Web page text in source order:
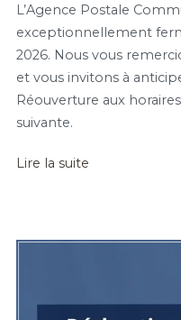
L’Agence Postale
exceptionnellement
2026. Nous vous
et vous invitons à
Réouverture aux
suivante.
Lire la suite